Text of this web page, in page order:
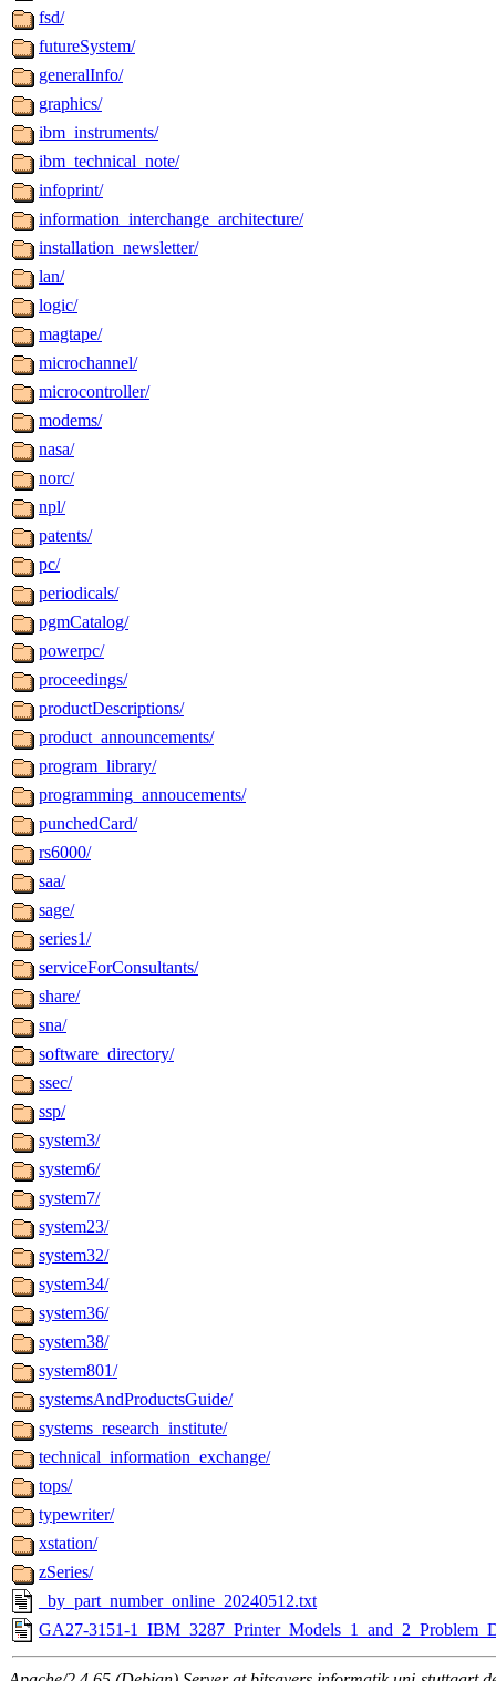
fsd/
futureSystem/
generalInfo/
graphics/
ibm_instruments/
ibm_technical_note/
infoprint/
information_interchange_architecture/
installation_newsletter/
lan/
logic/
magtape/
microchannel/
microcontroller/
modems/
nasa/
norc/
npl/
patents/
pc/
periodicals/
pgmCatalog/
powerpc/
proceedings/
productDescriptions/
product_announcements/
program_library/
programming_annoucements/
punchedCard/
rs6000/
saa/
sage/
series1/
serviceForConsultants/
share/
sna/
software_directory/
ssec/
ssp/
system3/
system6/
system7/
system23/
system32/
system34/
system36/
system38/
system801/
systemsAndProductsGuide/
systems_research_institute/
technical_information_exchange/
tops/
typewriter/
xstation/
zSeries/
_by_part_number_online_20240512.txt
GA27-3151-